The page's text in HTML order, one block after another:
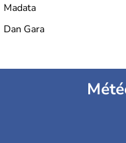
Madata
Dan Gara